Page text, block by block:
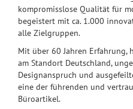
kompromisslose Qualität für
begeistert mit ca. 1.000
alle Zielgruppen.
Mit über 60 Jahren
am Standort Deutschland,
Designanspruch und
eine der führenden und
Büroartikel.